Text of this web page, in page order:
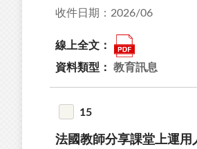
收件日期：2026/06
線上全文：
資料類型： 教育訊息
15
法國教師分享課堂上運用